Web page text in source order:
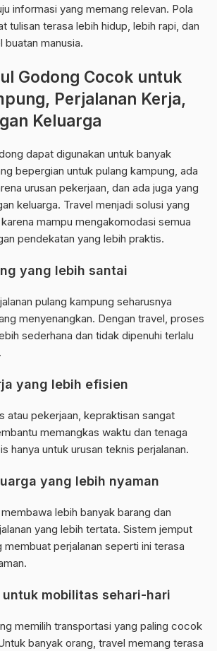
informasi yang memang relevan. Pola
tulisan terasa lebih hidup, lebih rapi, dan
manusia.
Godong Cocok untuk
Perjalanan Kerja,
Keluarga
dapat digunakan untuk banyak
bepergian untuk pulang kampung, ada
urusan pekerjaan, dan ada juga yang
keluarga. Travel menjadi solusi yang
mampu mengakomodasi semua
pendekatan yang lebih praktis.
yang lebih santai
pulang kampung seharusnya
menyenangkan. Dengan travel, proses
sederhana dan tidak dipenuhi terlalu
yang lebih efisien
atau pekerjaan, kepraktisan sangat
memangkas waktu dan tenaga
hanya untuk urusan teknis perjalanan.
yang lebih nyaman
lebih banyak barang dan
yang lebih tertata. Sistem jemput
membuat perjalanan seperti ini terasa
mobilitas sehari-hari
memilih transportasi yang paling cocok
banyak orang, travel memang terasa